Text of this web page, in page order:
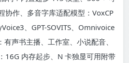
协作、多音字库适配模型：VoxCP
、GPT-SOVITS、Omnivoice
有声书主播、工作室、小说配音、
16G 内存起步、N 卡独显可用附带